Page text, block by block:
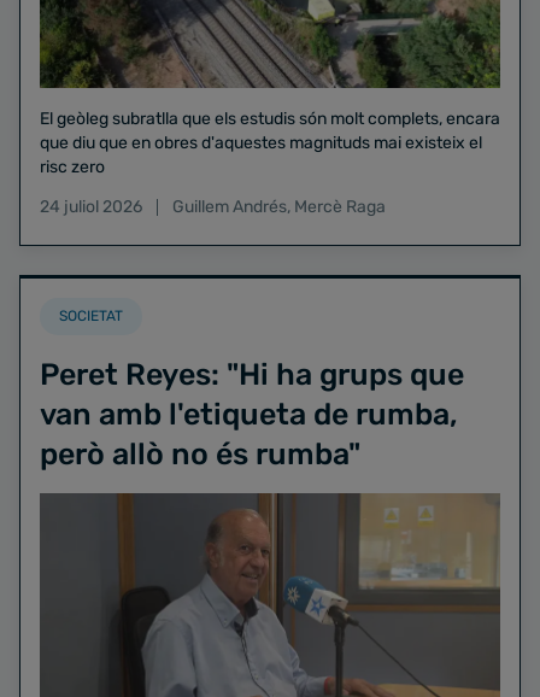
El geòleg subratlla que els estudis són molt complets, encara
que diu que en obres d'aquestes magnituds mai existeix el
risc zero
24 juliol 2026
Guillem Andrés, Mercè Raga
SOCIETAT
Peret Reyes: "Hi ha grups que
van amb l'etiqueta de rumba,
però allò no és rumba"